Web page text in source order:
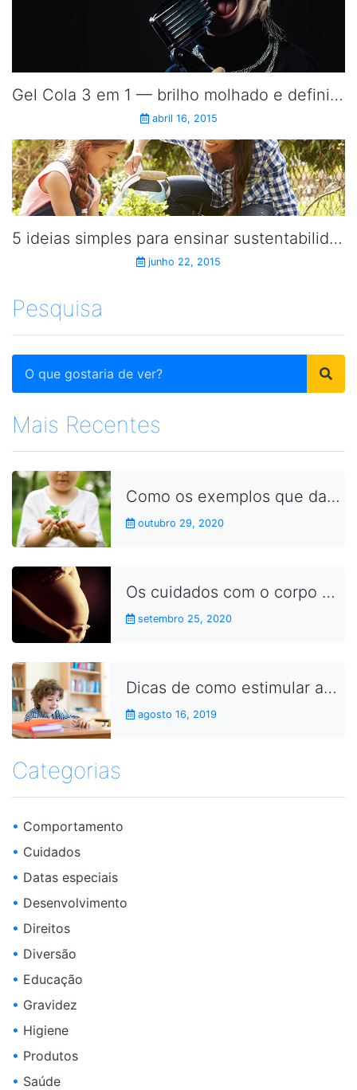
Gel Cola 3 em 1 — brilho molhado e definição para os cabelos dos baixinhos.
abril 16, 2015
5 ideias simples para ensinar sustentabilidade aos pequenos.
junho 22, 2015
Pesquisa
Mais Recentes
Como os exemplos que damos no dia a dia aproximam as crianças dos conceitos da sustentabilidade
outubro 29, 2020
Os cuidados com o corpo durante a gravidez
setembro 25, 2020
Dicas de como estimular as crianças a fazerem as lições de casa
agosto 16, 2019
Categorias
• Comportamento
• Cuidados
• Datas especiais
• Desenvolvimento
• Direitos
• Diversão
• Educação
• Gravidez
• Higiene
• Produtos
• Saúde